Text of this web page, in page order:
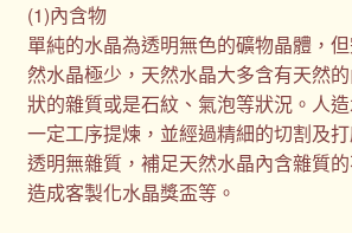
(1)內含物
單純的水晶為透明無色的礦物晶體，
然水晶極少，天然水晶大多含有天然
狀的雜質或是石紋、氣泡等狀況。人
一定工序提煉，並經過精細的切割及
透明無雜質，補足天然水晶內含雜質
造成客製化水晶獎盃等。